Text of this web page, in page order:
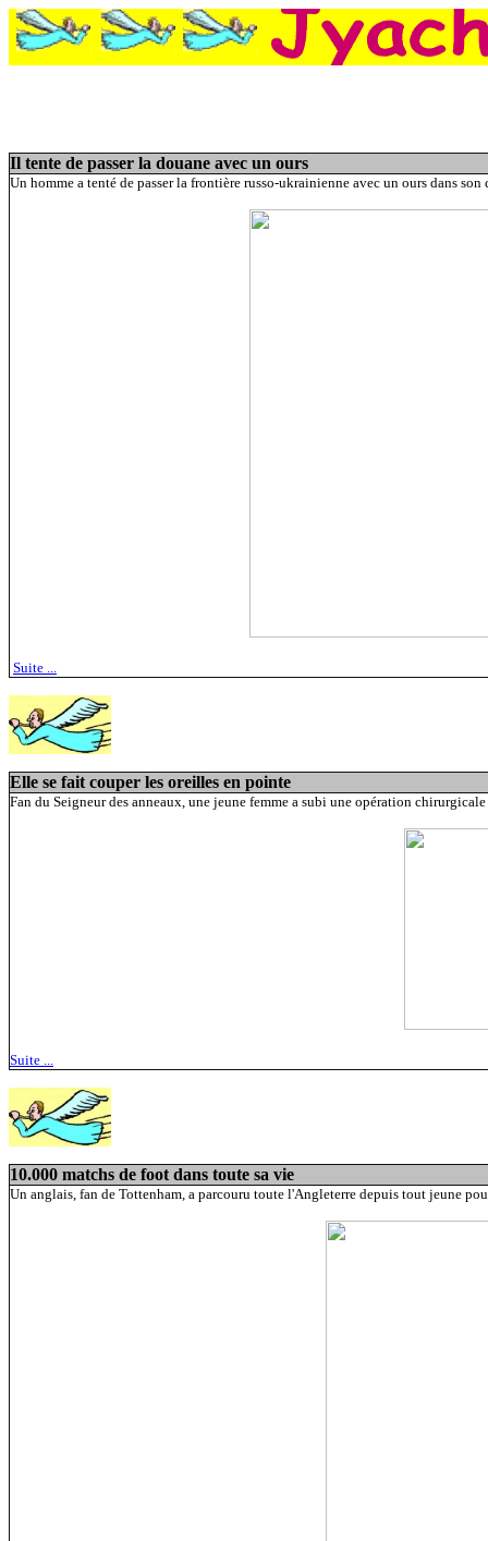
Il tente de passer la douane avec un ours
Un homme a tenté de passer la frontière russo-ukrainienne avec un ours dans son
Suite ...
Elle se fait couper les oreilles en pointe
Fan du Seigneur des anneaux, une jeune femme a subi une opération
Suite ...
10.000 matchs de foot dans toute sa vie
Un anglais, fan de Tottenham, a parcouru toute l'Angleterre depuis tout jeune